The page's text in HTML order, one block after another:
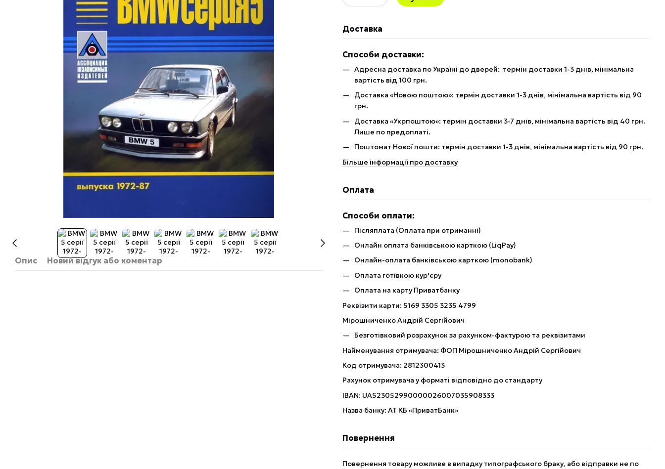
Опис Новий відгук або коментар
Доставка
Способи доставки:
Адресна доставка по Україні до дверей: термін доставки 1-3 днів, мінімальна
вартість від 100 грн.
Доставка «Новою поштою»: термін доставки 1-3 днів, мінімальна вартість від 90
грн.
Доставка «Укрпоштою»: термін доставки 3-7 днів, мінімальна вартість від 40 грн.
Лише по предоплаті.
Поштомат Нової пошти: термін доставки 1-3 днів, мінімальна вартість від 90 грн.
Більше інформації про доставку
Оплата
Способи оплати:
Післяплата (Оплата при отриманні)
Онлайн оплата банківською карткою (LiqPay)
Онлайн-оплата банківською карткою (monobank)
Оплата готівкою кур'єру
Оплата на карту Приватбанку
Реквізити карти: 5169 3305 3235 4799
Мірошниченко Андрій Сергійович
Безготівковий розрахунок за рахунком-фактурою та реквізитами
Найменування отримувача: ФОП Мірошниченко Андрій Сергійович
Код отримувача: 2812300413
Рахунок отримувача у форматі відповідно до стандарту
IBAN: UA523052990000026007035908333
Назва банку: АТ КБ «ПриватБанк»
Повернення
Повернення товару можливе в випадку типографського браку, або відправки не по